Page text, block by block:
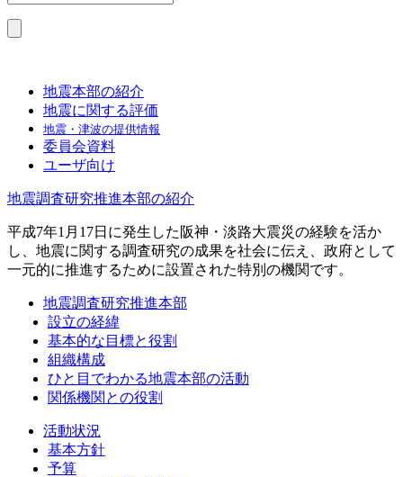
地震本部の紹介
地震に関する評価
地震・津波の提供情報
委員会資料
ユーザ向け
地震調査研究推進本部の紹介
平成7年1月17日に発生した阪神・淡路大震災の経験を活か
し、地震に関する調査研究の成果を社会に伝え、政府として
一元的に推進するために設置された特別の機関です。
地震調査研究推進本部
設立の経緯
基本的な目標と役割
組織構成
ひと目でわかる地震本部の活動
関係機関との役割
活動状況
基本方針
予算